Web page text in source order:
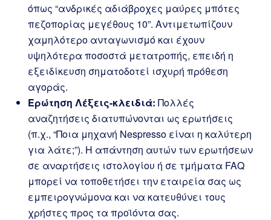
όπως “ανδρικές αδιάβροχες μαύρες μπότες
πεζοπορίας μεγέθους 10”. Αντιμετωπίζουν
χαμηλότερο ανταγωνισμό και έχουν
υψηλότερα ποσοστά μετατροπής, επειδή η
εξειδίκευση σηματοδοτεί ισχυρή πρόθεση
αγοράς.
Ερώτηση Λέξεις-κλειδιά: Πολλές
αναζητήσεις διατυπώνονται ως ερωτήσεις
(π.χ., “Ποια μηχανή Nespresso είναι η καλύτερη
για λάτε;”). Η απάντηση αυτών των ερωτήσεων
σε αναρτήσεις ιστολογίου ή σε τμήματα FAQ
μπορεί να τοποθετήσει την εταιρεία σας ως
εμπειρογνώμονα και να κατευθύνει τους
χρήστες προς τα προϊόντα σας.